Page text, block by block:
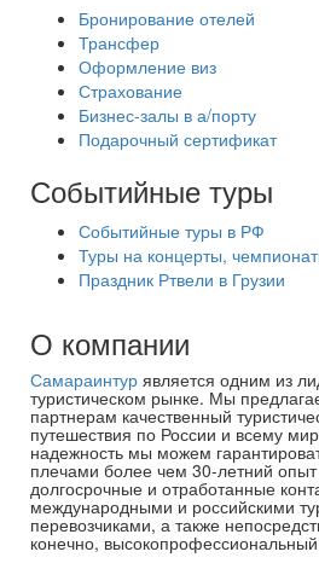
Бронирование отелей
Трансфер
Оформление виз
Страхование
Бизнес-залы в а/порту
Подарочный сертификат
Событийные туры
Событийные туры в РФ
Туры на концерты,
Праздник Ртвели в Грузии
О компании
Самараинтур является одним из
туристическом рынке. Мы
партнерам качественный
путешествия по России и всему
надежность мы можем
плечами более чем 30-летний
долгосрочные и отработанные
международными и российскими
перевозчиками, а также
конечно, высокопрофессиональный